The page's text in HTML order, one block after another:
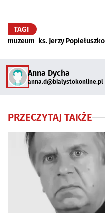
TAGI
muzeum ks. Jerzy Popiełuszko
Anna Dycha
anna.d@bialystokonline.pl
PRZECZYTAJ TAKŻE